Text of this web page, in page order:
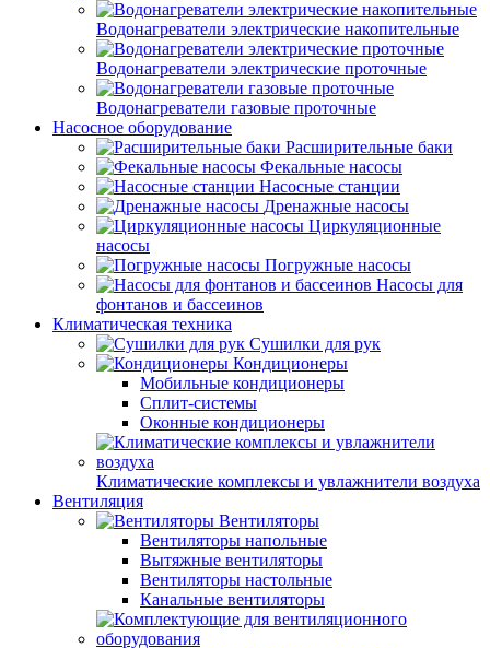
Водонагреватели электрические накопительные
Водонагреватели электрические проточные
Водонагреватели газовые проточные
Насосное оборудование
Расширительные баки
Фекальные насосы
Насосные станции
Дренажные насосы
Циркуляционные
насосы
Погружные насосы
Насосы для
фонтанов и бассеинов
Климатическая техника
Сушилки для рук
Кондиционеры
Мобильные кондиционеры
Сплит-системы
Оконные кондиционеры
Климатические комплексы и увлажнители воздуха
Вентиляция
Вентиляторы
Вентиляторы напольные
Вытяжные вентиляторы
Вентиляторы настольные
Канальные вентиляторы